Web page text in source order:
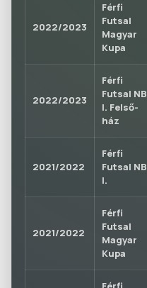
2022/2023
Férfi
Futsal
Magyar
Kupa
2022/2023
Férfi
Futsal NB
I. Felső-
ház
2021/2022
Férfi
Futsal NB
I.
2021/2022
Férfi
Futsal
Magyar
Kupa